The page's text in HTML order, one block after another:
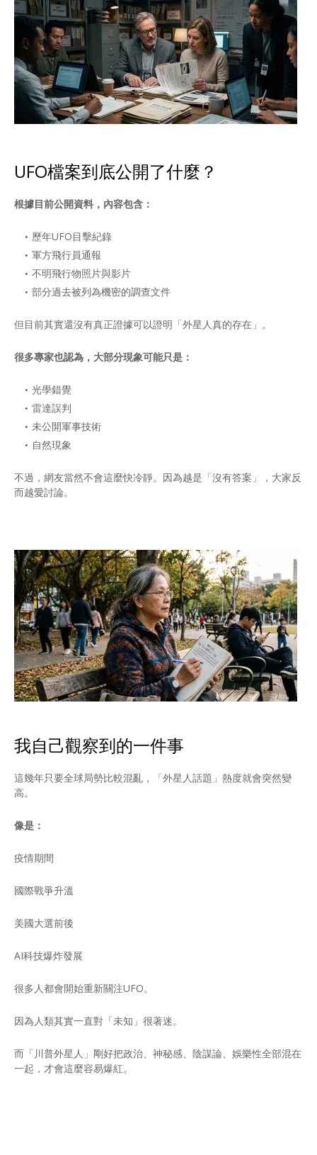
UFO檔案到底公開了什麼？
根據目前公開資料，內容包含：
歷年UFO目擊紀錄
軍方飛行員通報
不明飛行物照片與影片
部分過去被列為機密的調查文件
但目前其實還沒有真正證據可以證明「外星人真的存在」。
很多專家也認為，大部分現象可能只是：
光學錯覺
雷達誤判
未公開軍事技術
自然現象
不過，網友當然不會這麼快冷靜。因為越是「沒有答案」，大家反
而越愛討論。
我自己觀察到的一件事
這幾年只要全球局勢比較混亂，「外星人話題」熱度就會突然變
高。
像是：
疫情期間
國際戰爭升溫
美國大選前後
AI科技爆炸發展
很多人都會開始重新關注UFO。
因為人類其實一直對「未知」很著迷。
而「川普外星人」剛好把政治、神秘感、陰謀論、娛樂性全部混在
一起，才會這麼容易爆紅。